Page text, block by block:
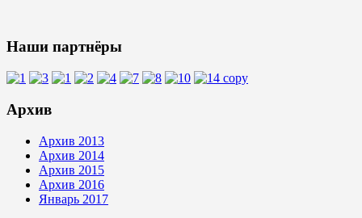
Наши партнёры
Архив
Архив 2013
Архив 2014
Архив 2015
Архив 2016
Январь 2017